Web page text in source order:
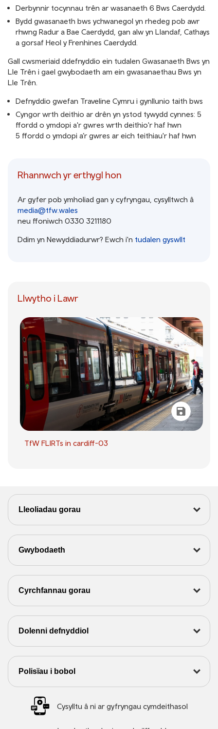
Derbynnir tocynnau trên ar wasanaeth 6 Bws Caerdydd.
Bydd gwasanaeth bws ychwanegol yn rhedeg pob awr
rhwng Radur a Bae Caerdydd, gan alw yn Llandaf, Cathays
a gorsaf Heol y Frenhines Caerdydd.
Gall cwsmeriaid ddefnyddio ein tudalen Gwasanaeth Bws yn
Lle Trên i gael gwybodaeth am ein gwasanaethau Bws yn
Lle Trên.
Defnyddio gwefan Traveline Cymru i gynllunio taith bws
Cyngor wrth deithio ar drên yn ystod tywydd cynnes: 5
ffordd o ymdopi a'r gwres wrth deithio'r haf hwn
5 ffordd o ymdopi a’r gwres ar eich teithiau'r haf hwn
Rhannwch yr erthygl hon
Ar gyfer pob ymholiad gan y cyfryngau, cysylltwch â
media@tfw.wales
neu ffoniwch 0330 3211180
Ddim yn Newyddiadurwr? Ewch i'n tudalen gyswllt
Llwytho i Lawr
TfW FLIRTs in cardiff-03
Lleoliadau gorau
Gwybodaeth
Cyrchfannau gorau
Dolenni defnyddiol
Polisïau i bobol
Cysylltu â ni ar gyfryngau cymdeithasol